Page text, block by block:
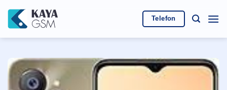
atla
Telefon